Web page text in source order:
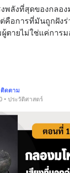
พลังที่สุดของกลอ
คือการที่มันถูกฝัง
ตายไม่ใช่แค่การ
ติดตาม
• ประวัติศาสตร์